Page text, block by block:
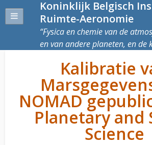
Koninklijk Belgisch
Ruimte-Aeronomie
Fysica en chemie van de
en van andere planeten, en de
Kalibratie
NOMAD
Planetary and
Science